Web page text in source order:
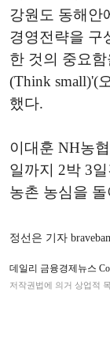
강원도 동해안
경영전략을 구
한 것의 중요
(Think small)'(
했다.
이대훈 NH농
일까지 2박 3
농촌 농심을
정선은 기자
데일리 금융경제뉴스
저작권법에 의거 상업적